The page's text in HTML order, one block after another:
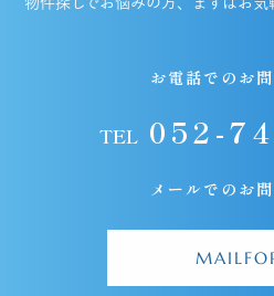
お電話でのお
TEL052-
メールでのお